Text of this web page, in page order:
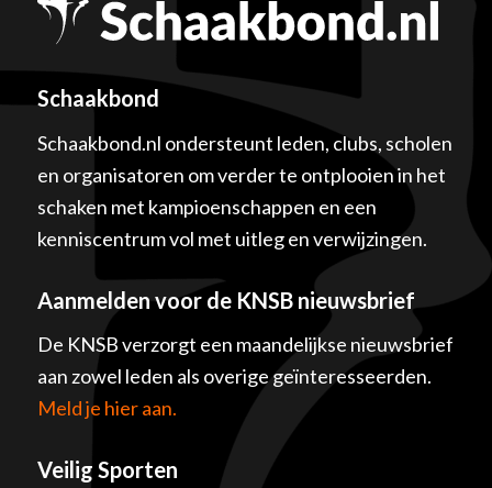
Schaakbond
Schaakbond.nl ondersteunt leden, clubs, scholen
en organisatoren om verder te ontplooien in het
schaken met kampioenschappen en een
kenniscentrum vol met uitleg en verwijzingen.
Aanmelden voor de KNSB nieuwsbrief
De KNSB verzorgt een maandelijkse nieuwsbrief
aan zowel leden als overige geïnteresseerden.
Meld je hier aan.
Veilig Sporten